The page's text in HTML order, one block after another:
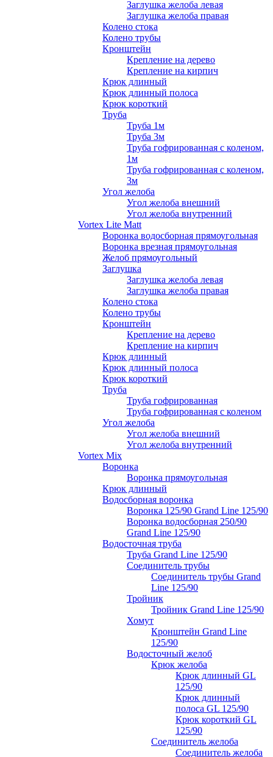
Заглушка желоба левая
Заглушка желоба правая
Колено стока
Колено трубы
Кронштейн
Крепление на дерево
Крепление на кирпич
Крюк длинный
Крюк длинный полоса
Крюк короткий
Труба
Труба 1м
Труба 3м
Труба гофрированная с коленом,
1м
Труба гофрированная с коленом,
3м
Угол желоба
Угол желоба внешний
Угол желоба внутренний
Vortex Lite Matt
Воронка водосборная прямоугольная
Воронка врезная прямоугольная
Желоб прямоугольный
Заглушка
Заглушка желоба левая
Заглушка желоба правая
Колено стока
Колено трубы
Кронштейн
Крепление на дерево
Крепление на кирпич
Крюк длинный
Крюк длинный полоса
Крюк короткий
Труба
Труба гофрированная
Труба гофрированная с коленом
Угол желоба
Угол желоба внешний
Угол желоба внутренний
Vortex Mix
Воронка
Воронка прямоугольная
Крюк длинный
Водосборная воронка
Воронка 125/90 Grand Line 125/90
Воронка водосборная 250/90
Grand Line 125/90
Водосточная труба
Труба Grand Line 125/90
Соединитель трубы
Соединитель трубы Grand
Line 125/90
Тройник
Тройник Grand Line 125/90
Хомут
Кронштейн Grand Line
125/90
Водосточный желоб
Крюк желоба
Крюк длинный GL
125/90
Крюк длинный
полоса GL 125/90
Крюк короткий GL
125/90
Соединитель желоба
Соединитель желоба